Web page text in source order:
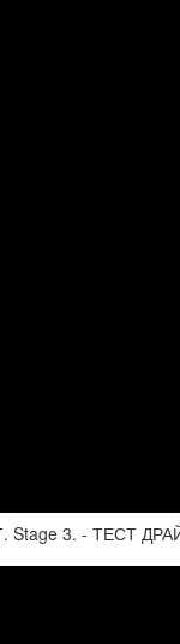
Stage 3. - ТЕСТ